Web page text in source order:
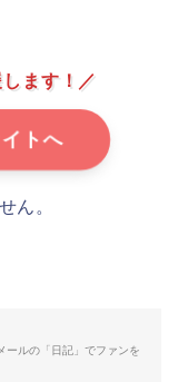
ます！／
トへ
ん。
ールの「日記」でファンを